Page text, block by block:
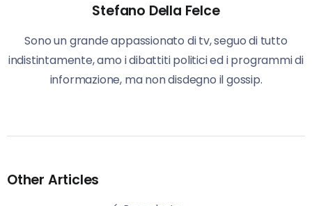
Stefano Della Felce
Sono un grande appassionato di tv, seguo di tutto
indistintamente, amo i dibattiti politici ed i programmi di
informazione, ma non disdegno il gossip.
Other Articles